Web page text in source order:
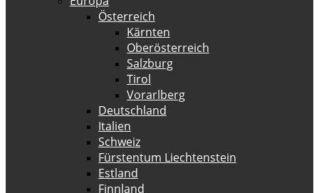
Österreich
Kärnten
Oberösterreich
Salzburg
Tirol
Vorarlberg
Deutschland
Italien
Schweiz
Fürstentum Liechtenstein
Estland
Finnland